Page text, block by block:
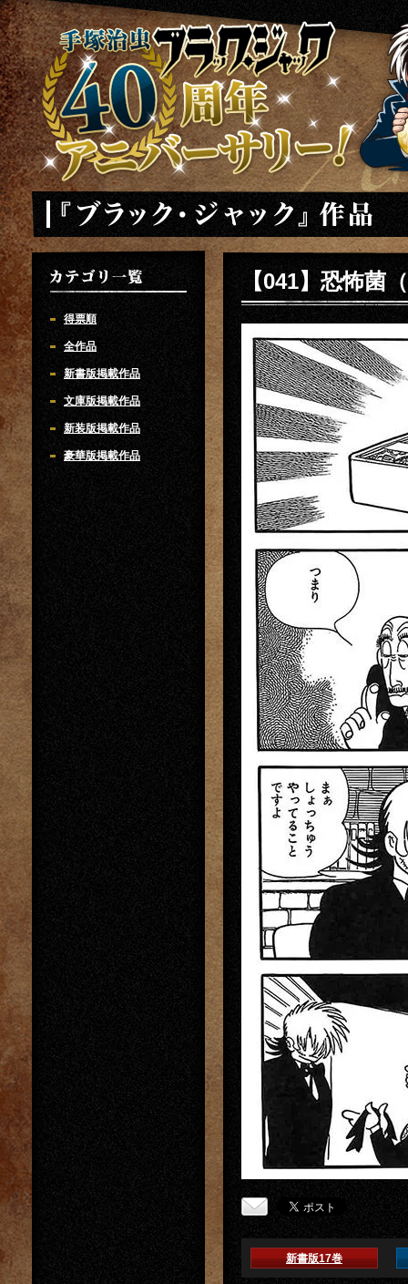
手塚治虫 ブラックジャック 40周年アニバーサリー
「ブラック・ジャック」
得票順
全作品
新書版掲載作品
文庫版掲載作品
新装版掲載作品
豪華版掲載作品
【041】恐怖菌
新書版17巻